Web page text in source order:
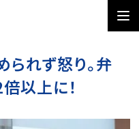
れず怒り。弁
以上に！